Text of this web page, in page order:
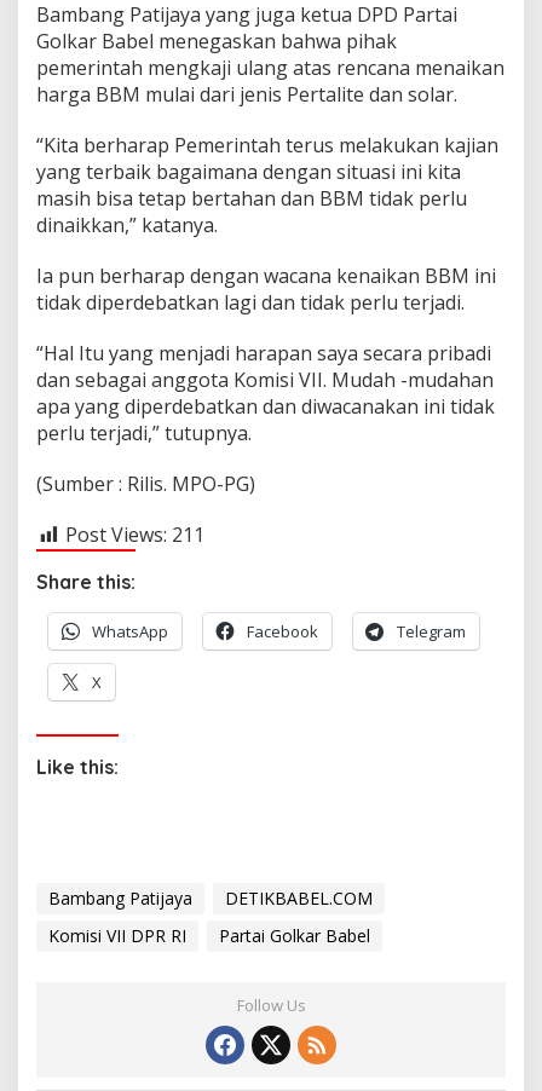
Bambang Patijaya yang juga ketua DPD Partai
Golkar Babel menegaskan bahwa pihak
pemerintah mengkaji ulang atas rencana menaikan
harga BBM mulai dari jenis Pertalite dan solar.
“Kita berharap Pemerintah terus melakukan kajian
yang terbaik bagaimana dengan situasi ini kita
masih bisa tetap bertahan dan BBM tidak perlu
dinaikkan,” katanya.
Ia pun berharap dengan wacana kenaikan BBM ini
tidak diperdebatkan lagi dan tidak perlu terjadi.
“Hal Itu yang menjadi harapan saya secara pribadi
dan sebagai anggota Komisi VII. Mudah -mudahan
apa yang diperdebatkan dan diwacanakan ini tidak
perlu terjadi,” tutupnya.
(Sumber : Rilis. MPO-PG)
Post Views: 211
Share this:
WhatsApp Facebook Telegram
X
Like this:
Bambang Patijaya
DETIKBABEL.COM
Komisi VII DPR RI
Partai Golkar Babel
Follow Us